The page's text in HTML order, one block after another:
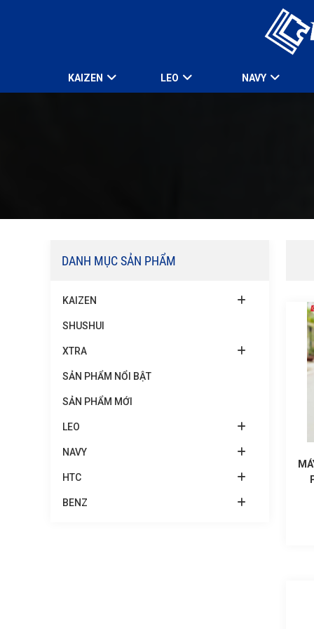
KAIZEN LEO NAVY
DANH MỤC SẢN PHẨM
KAIZEN
SHUSHUI
XTRA
SẢN PHẨM NỔI BẬT
SẢN PHẨM MỚI
LEO
NAVY
HTC
BENZ